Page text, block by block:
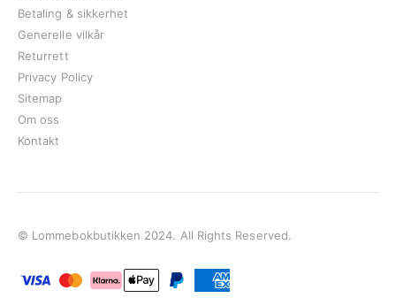
Betaling & sikkerhet
Generelle vilkår
Returrett
Privacy Policy
Sitemap
Om oss
Kontakt
© Lommebokbutikken 2024. All Rights Reserved.